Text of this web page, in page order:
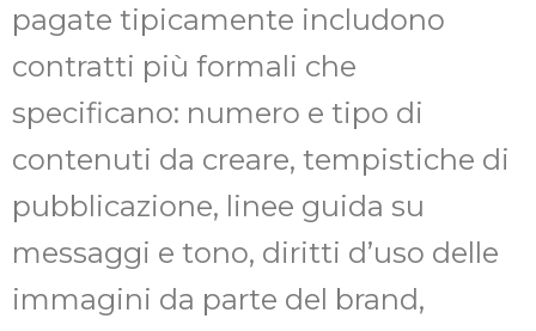
pagate tipicamente includono
contratti più formali che
specificano: numero e tipo di
contenuti da creare, tempistiche di
pubblicazione, linee guida su
messaggi e tono, diritti d’uso delle
immagini da parte del brand,